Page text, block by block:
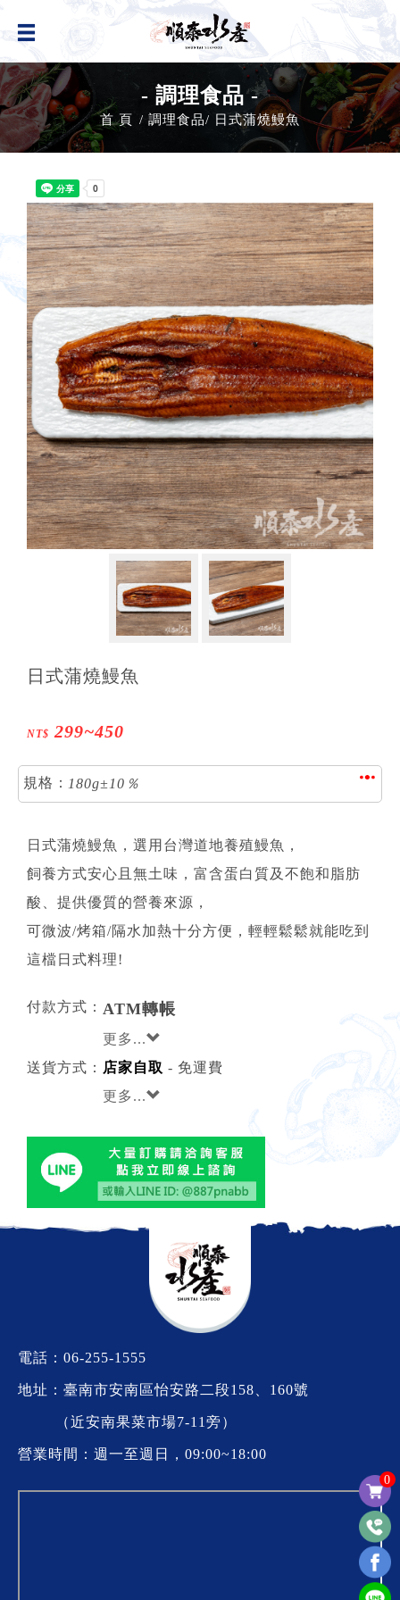
0
- 調理食品 -
首 頁 調理食品 日式蒲燒鰻魚
日式蒲燒鰻魚
NT$ 299~450
規格： 180g±10 ％
日式蒲燒鰻魚，選用台灣道地養殖鰻魚，
飼養方式安心且無土味，富含蛋白質及不飽和脂肪
酸、提供優質的營養來源，
可微波/烤箱/隔水加熱十分方便，輕輕鬆鬆就能吃到
這檔日式料理!
付款方式： ATM轉帳
更多...
送貨方式： 店家自取 - 免運費
更多...
電話： 06-255-1555
地址：臺南市安南區怡安路二段158、160號
（近安南果菜市場7-11旁）
營業時間：週一至週日，09:00~18:00